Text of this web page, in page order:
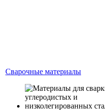
Сварочные материалы